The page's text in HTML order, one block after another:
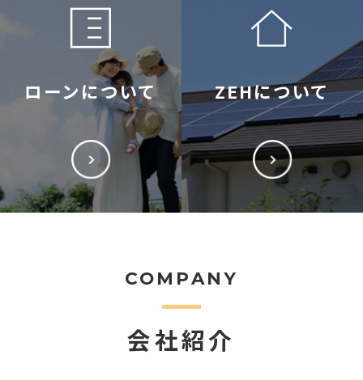
ローンについて ZEHについて
COMPANY
会社紹介